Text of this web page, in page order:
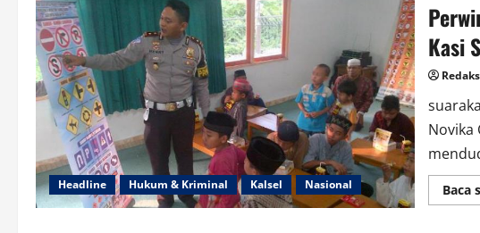
Headline Hukum & Kriminal Kalsel Nasional
Kasi
Novika
Baca